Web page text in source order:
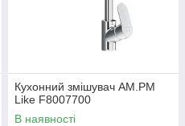
Кухонний змішувач AM.PM
Like F8007700
В наявності